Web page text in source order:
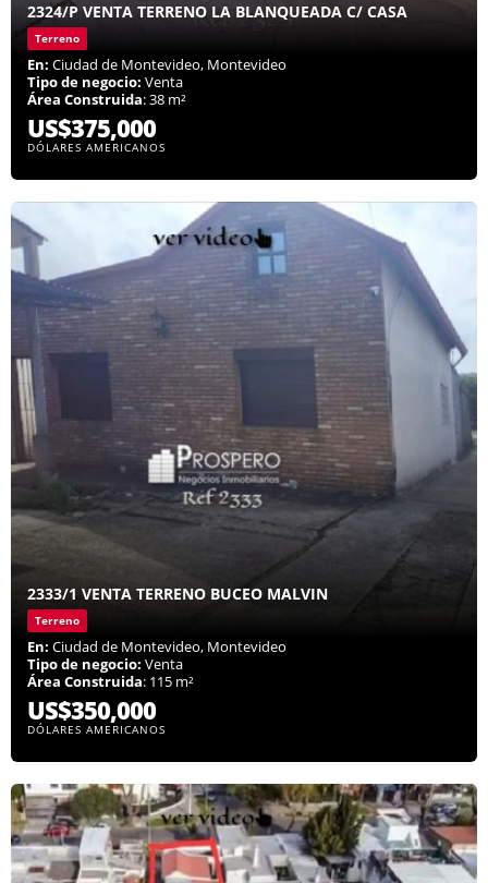
2324/P VENTA TERRENO LA BLANQUEADA C/ CASA
Terreno
En: Ciudad de Montevideo, Montevideo
Tipo de negocio: Venta
Área Construida: 38 m²
US$375,000
DÓLARES AMERICANOS
2333/1 VENTA TERRENO BUCEO MALVIN
Terreno
En: Ciudad de Montevideo, Montevideo
Tipo de negocio: Venta
Área Construida: 115 m²
US$350,000
DÓLARES AMERICANOS